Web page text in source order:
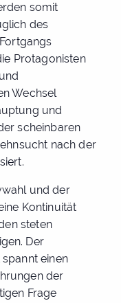
somit
des
Protagonisten
Wechsel
und
scheinbaren
nach der
und der
Kontinuität
steten
Der
einen
der
Frage